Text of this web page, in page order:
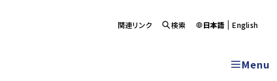
Menu
関連リンク 検索 日本語 English